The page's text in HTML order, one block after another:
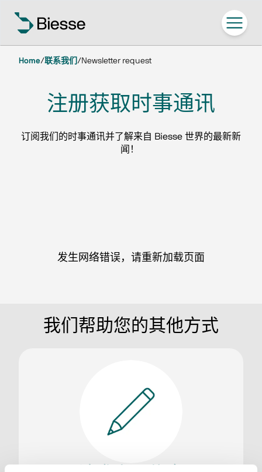
Home/联系我们 / Newsletter request
注册获取时事通讯
订阅我们的时事通讯并了解来自 Biesse 世界的最新新
闻！
发生网络错误，请重新加载页面
我们帮助您的其他方式